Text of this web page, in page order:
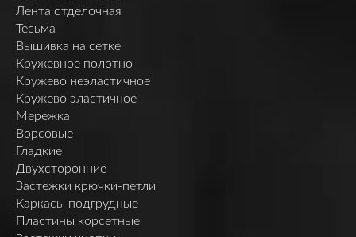
Лента отделочная
Тесьма
Вышивка на сетке
Кружевное полотно
Кружево неэластичное
Кружево эластичное
Мережка
Ворсовые
Гладкие
Двухсторонние
Застежки крючки-петли
Каркасы подгрудные
Пластины корсетные